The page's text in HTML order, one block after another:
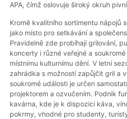
APA, čímž oslovuje široký okruh
Kromě kvalitního sortimentu nápojů
jako místo pro setkávání a
Pravidelně zde probíhají grilování,
koncerty i různé veřejné a
místnímu kulturnímu dění. V letní
zahrádka s možností zapůjčit gril a
soukromé události je určen
projektorem a ozvučením. Podnik
kavárna, kde je k dispozici káva,
pokrmy, vhodné pro studenty,